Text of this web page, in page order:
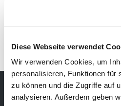
Diese Webseite verwendet
Wir verwenden Cookies, um
personalisieren, Funktionen für
zu können und die Zugriffe auf
analysieren. Außerdem geben